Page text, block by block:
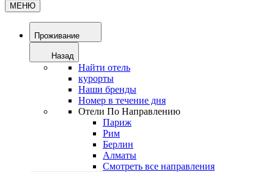
МЕНЮ
Проживание
Назад
Найти отель
курорты
Наши бренды
Номер в течение дня
Отели По Направлению
Париж
Рим
Берлин
Алматы
Смотреть все направления